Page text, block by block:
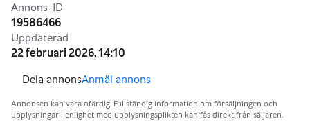
Annonsinformation
Annons-ID
19586466
Uppdaterad
22 februari 2026, 14:10
Anmäl annons
Annonsen kan vara ofärdig. Fullständig information om försäljningen och
upplysningar i enlighet med upplysningsplikten kan fås direkt från säljaren.